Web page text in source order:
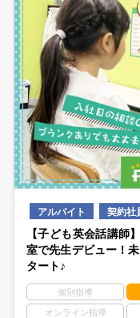
アルバイト 契約社
【子ども英会話講
室で先生デビュー！
タート♪
個別指導
オンライン指導